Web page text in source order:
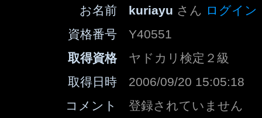
お名前 kuriayu さん ログイン
資格番号
Y40551
取得資格
ヤドカリ検定２級
取得日時
2006/09/20 15:05:18
コメント
登録されていません